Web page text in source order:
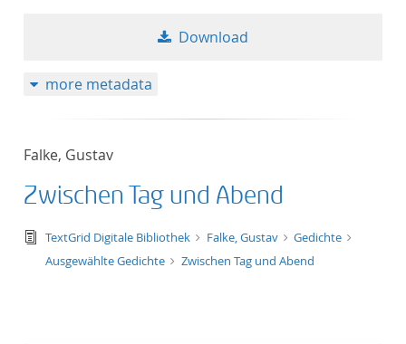
Download
more metadata
Falke, Gustav
Zwischen Tag und Abend
text/tg.edition+tg.aggregation+xml
TextGrid Digitale Bibliothek Falke, Gustav
Gedichte
Ausgewählte Gedichte
Zwischen Tag und Abend